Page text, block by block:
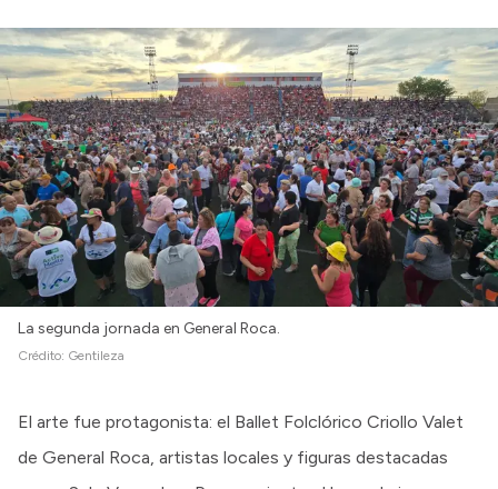
Consulta de expedientes
Consulta de pago a proveedores
Convocatorias
Intranet
Login
La segunda jornada en General Roca.
Crédito: Gentileza
El arte fue protagonista: el Ballet Folclórico Criollo Valet
de General Roca, artistas locales y figuras destacadas